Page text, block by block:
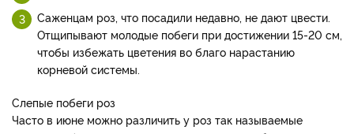
Саженцам роз, что посадили недавно, не дают цвести.
Отщипывают молодые побеги при достижении 15-20 см,
чтобы избежать цветения во благо нарастанию
корневой системы.
Слепые побеги роз
Часто в июне можно различить у роз так называемые